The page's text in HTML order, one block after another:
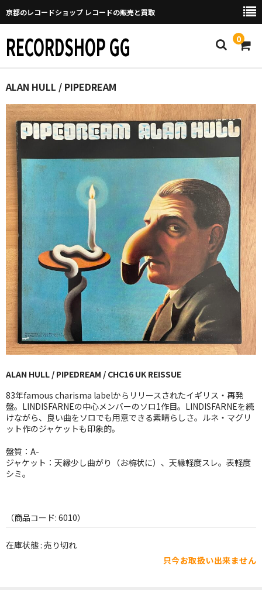
京都のレコードショップ レコードの販売と買取
RECORDSHOP GG 0
Home
マイページ
GGについて
買取について
取り置きなどについて
Categories
New Arrivals
新譜
GG RECORD （当店のレーベル）
全商品
JAZZ-US
BLUE NOTE
JAZZ-EU
JAZZ-JP
JAZZ-VOCAL
J-POP
ROCK
WORLD
その他
ALAN HULL / PIPEDREAM
ALAN HULL / PIPEDREAM / CHC16 UK REISSUE
83年famous charisma labelからリリースされたイギリス・再発
盤。LINDISFARNEの中心メンバーのソロ1作目。LINDISFARNEを続
けながら、良い曲をソロでも用意できる素晴らしさ。ルネ・マグリ
ット作のジャケットも印象的。
盤質：A-
ジャケット：天縁少し曲がり（お椀状に）、天縁軽度スレ。表軽度
シミ。
（商品コード: 6010）
在庫状態 : 売り切れ
只今お取扱い出来ません